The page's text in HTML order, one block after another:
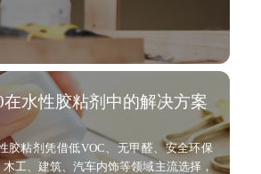
水性胶粘剂中的解决方案
胶粘剂凭借低VOC、无甲醛、安全环保
工、建筑、汽车内饰等领域主流选择，